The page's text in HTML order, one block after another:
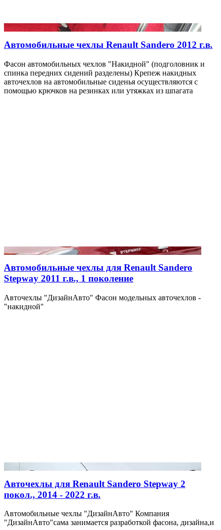
Автомобильные чехлы Renault Sandero 2012 г.в.
Фасон автомобильных чехлов "Накидной" (подголовник и
спинка передних сидений разделены) Крепеж накидных
авточехлов на автомобильные сиденья осуществляются с
помощью крючков на резинках или утяжках из шпагата
Автомобильные чехлы для Renault Sandero
Stepway 2011 г.в., 1 поколение
Авточехлы "ДизайнАвто" Фасон модельных авточехлов -
"накидной"
Авточехлы для Renault Sandero Stepway 2
покол., 2014 - 2022 г.в.
Автомобильные чехлы "ДизайнАвто" Компания
"ДизайнАвто"сама занимается разработкой фасона, дизайна,и